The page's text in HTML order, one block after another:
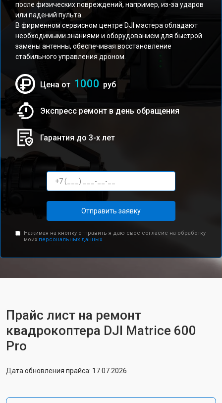
после физических повреждений, например, из-за ударов
или падений пульта.
В фирменном сервисном центре DJI мастера обладают
необходимыми знаниями и оборудованием для быстрой
замены антенны, обеспечивая восстановление
стабильного управления дроном.
Цена от 1000 руб
Экспресс ремонт в день обращения
Гарантия до 3-х лет
Отправить заявку
Нажимая на кнопку отправить я даю свое согласие на обработку
моих персональных данных.
Прайс лист на ремонт
квадрокоптера DJI Matrice 600
Pro
Дата обновления прайса: 17.07.2026